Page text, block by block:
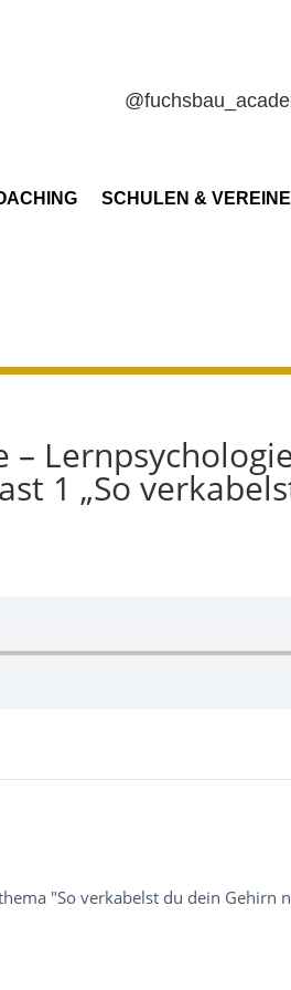
SCHULEN & VEREINE
–
1 „So
"So verkabelst du dein Gehirn